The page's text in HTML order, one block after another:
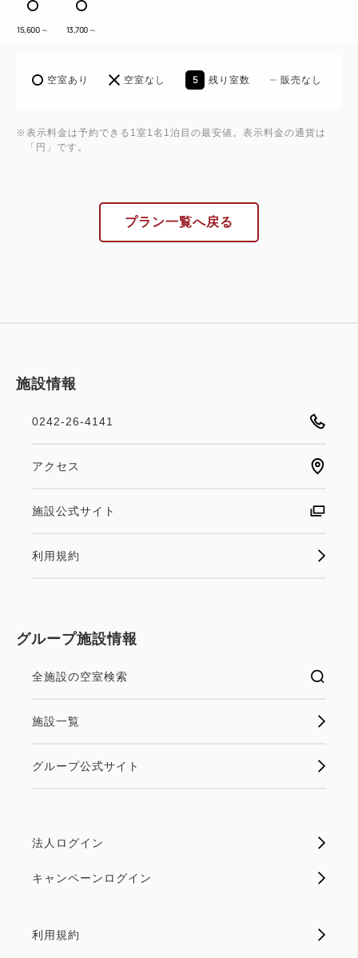
和食、洋食メニューどちらもご用意しておりますので
お好きなようにお召し上がりください。
す♪
ウンジで実施中！
※5名様以上でご利用の場合、お席が分かれる場合が
眺望豊かな露天風呂「棚雲の湯」「宙の湯」が自慢で
■ご注意ください■
タワー館ツインルーム、本館トリプルルームを２部屋
以上でお申込みの場合はフロアが別となります。
別となる場合があります。
【送迎について】
停「会津武家屋敷前」までのまちなか周遊バスをご利
※掲載内容は一例です。仕入れ状況等により変更にな
※状況により営業時間が変更になる場合がございま
※食物アレルギーのご案内は「食物アレルギーをお持
15,600 ～ 13,700 ～
空室あり 空室なし 5 残り室数 販売なし
※表示料金は予約できる1室1名1泊目の最安値。表示料金の通貨は
「円」です。
プラン一覧へ戻る
施設情報
0242-26-4141
アクセス
施設公式サイト
利用規約
グループ施設情報
全施設の空室検索
施設一覧
グループ公式サイト
法人ログイン
キャンペーンログイン
利用規約